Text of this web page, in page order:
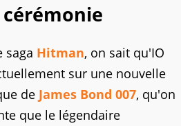
saga Hitman, on sait qu'IO
sur une nouvelle
de James Bond 007, qu'on
que le légendaire